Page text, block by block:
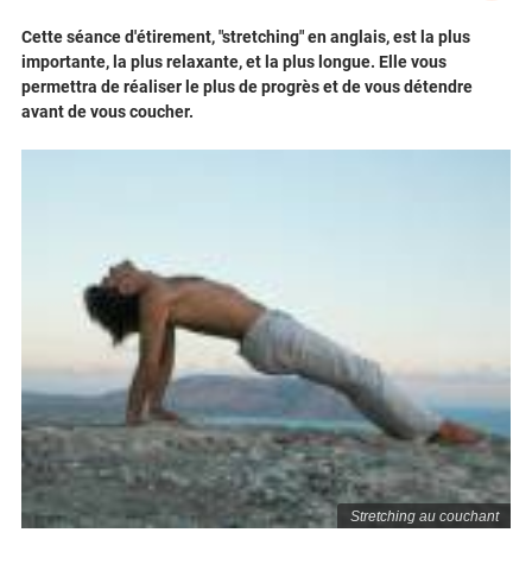
Stretching au couchant
Cette séance d'étirement, "stretching" en anglais, est la plus
importante, la plus relaxante, et la plus longue. Elle vous
permettra de réaliser le plus de progrès et de vous détendre
avant de vous coucher.